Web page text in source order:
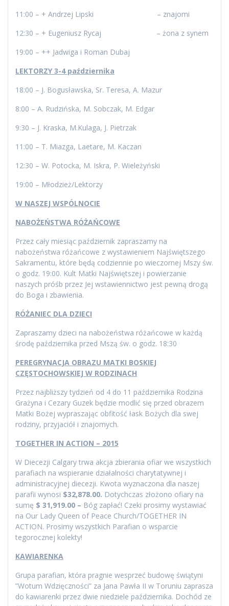
11:00 – + Andrzej Lipski – znajomi
12:30 – + Eugeniusz Rycaj – żona z synem
19:00 – ++ Jadwiga i Roman Dubaj
LEKTORZY 3-4 października
18:00 – J. Bogusławska, Sr. Teresa, A. Mazur
8:00 – A. Rudzińska, M. Sobczak, M. Edgar
9:30 – J. Kraska, M.Kulaga, J. Pietrzak
11:00 – T. Miazga, Laetare, M. Kaczan
12:30 – W. Potocka, M. Iskra, P. Wieleżyński
19:00 – Młodzież/Lektorzy
W NASZEJ WSPÓLNOCIE
NABOŻEŃSTWA RÓŻAŃCOWE
Przez cały miesiąc październik zapraszamy na
nabożeństwa różańcowe z wystawieniem Najświętszego
Sakramentu, które będą codziennie po wieczornej Mszy św.
o godz. 19:00. Kult Matki Najświętszej i powierzanie
naszych próśb przez Jej wstawiennictwo jest pewną drogą
do Boga i zbawienia.
RÓŻANIEC DLA DZIECI
Zapraszamy dzieci na nabożeństwa różańcowe w każdą
środę października przed Mszą św. o godz. 18:30
PEREGRYNACJA OBRAZU MATKI BOSKIEJ
CZĘSTOCHOWSKIEJ W RODZINACH
Przez najbliższy tydzień od 4 do 11 października Rodzina
Grażyna i Cezary Guzek będzie modlić się przed obrazem
Matki Bożej wypraszając obfitość łask Bożych dla swej
rodziny, przyjaciół i znajomych.
TOGETHER IN ACTION – 2015
W Diecezji Calgary trwa akcja zbierania ofiar we wszystkich
parafiach na wspieranie działalności charytatywnej i
administracyjnej diecezji. Kwota wyznaczona dla naszej
parafii wynosi $32,878.00. Dotychczas złożono ofiary na
sumę $ 31,919.00 – Bóg zapłać! Czeki prosimy wystawiać
na Our Lady Queen of Peace Church/TOGETHER IN
ACTION. Prosimy wszystkich Parafian o wsparcie
tegorocznej kolekty!
KAWIARENKA
Grupa parafian, która pragnie wesprzeć budowę świątyni
”Wotum Wdzięczności” za Jana Pawła II w Toruniu zaprasza
do kawiarenki przez dwie niedziele października. Dochód ze